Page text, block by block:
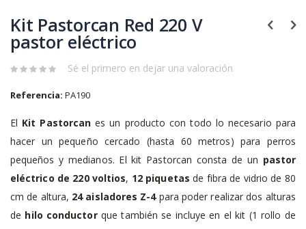
comienzo
de
la
de
Kit Pastorcan Red 220 V
pastor eléctrico
Sé el primero en dejar una valoración
Referencia: PA190
El Kit Pastorcan es un producto con todo lo necesario para
hacer un pequeño cercado (hasta 60 metros) para perros
pequeños y medianos. El kit Pastorcan consta de un pastor
eléctrico de 220 voltios, 12 piquetas de fibra de vidrio de 80
cm de altura, 24 aisladores Z-4para poder realizar dos alturas
de hilo conductorque también se incluye en el kit (1 rollo de